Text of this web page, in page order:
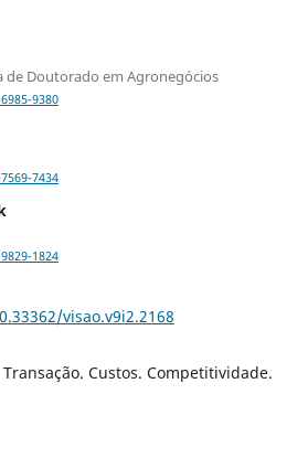
de Doutorado em Agronegócios
9380
7434
1824
visao.v9i2.2168
Transação. Custos. Competitividade.